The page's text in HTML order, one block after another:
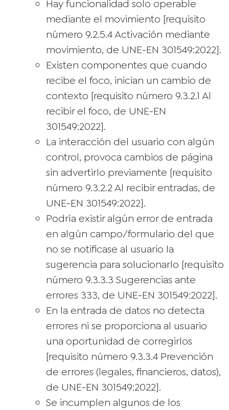
Hay funcionalidad solo operable
mediante el movimiento [requisito
número 9.2.5.4 Activación mediante
movimiento, de UNE-EN 301549:2022].
Existen componentes que cuando
recibe el foco, inician un cambio de
contexto [requisito número 9.3.2.1 Al
recibir el foco, de UNE-EN
301549:2022].
La interacción del usuario con algún
control, provoca cambios de página
sin advertirlo previamente [requisito
número 9.3.2.2 Al recibir entradas, de
UNE-EN 301549:2022].
Podría existir algún error de entrada
en algún campo/formulario del que
no se notificase al usuario la
sugerencia para solucionarlo [requisito
número 9.3.3.3 Sugerencias ante
errores 333, de UNE-EN 301549:2022].
En la entrada de datos no detecta
errores ni se proporciona al usuario
una oportunidad de corregirlos
[requisito número 9.3.3.4 Prevención
de errores (legales, financieros, datos),
de UNE-EN 301549:2022].
Se incumplen algunos de los